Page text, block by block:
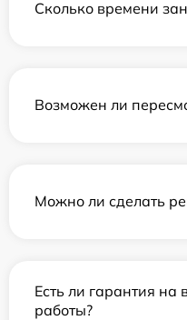
Сколько времени
Возможен ли
Можно ли сделать
Есть ли гарантия
работы?